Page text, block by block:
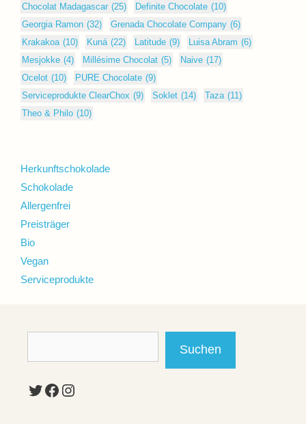
Chocolat Madagascar (25) Definite Chocolate (10)
Georgia Ramon (32) Grenada Chocolate Company (6)
Krakakoa (10) Kuná (22) Latitude (9) Luisa Abram (6)
Mesjokke (4) Millésime Chocolat (5) Naive (17)
Ocelot (10) PURE Chocolate (9)
Serviceprodukte ClearChox (9) Soklet (14) Taza (11)
Theo & Philo (10)
Herkunftschokolade
Schokolade
Allergenfrei
Preisträger
Bio
Vegan
Serviceprodukte
Suchen
Twitter
Facebook
Instagram